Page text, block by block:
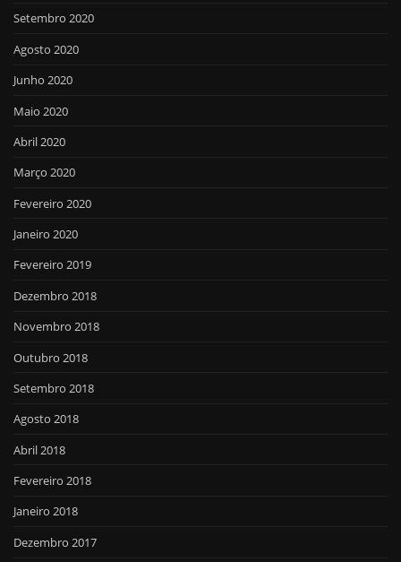
Setembro 2020
Agosto 2020
Junho 2020
Maio 2020
Abril 2020
Março 2020
Fevereiro 2020
Janeiro 2020
Fevereiro 2019
Dezembro 2018
Novembro 2018
Outubro 2018
Setembro 2018
Agosto 2018
Abril 2018
Fevereiro 2018
Janeiro 2018
Dezembro 2017